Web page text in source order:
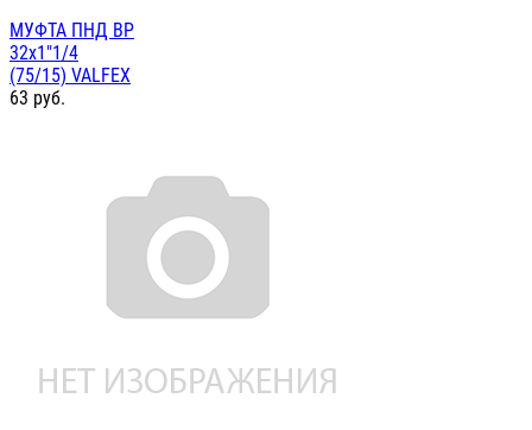
МУФТА ПНД ВР
32х1"1/4
(75/15) VALFEX
63 руб.